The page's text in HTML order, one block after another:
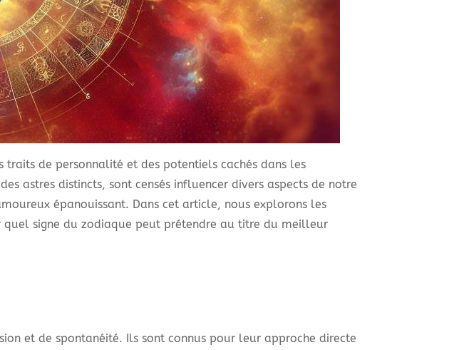
de personnalité et des potentiels cachés dans les
astres distincts, sont censés influencer divers aspects de notre
épanouissant. Dans cet article, nous explorons les
signe du zodiaque peut prétendre au titre du meilleur
et de spontanéité. Ils sont connus pour leur approche directe